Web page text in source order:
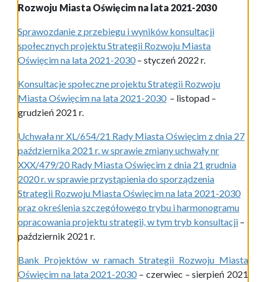
Rozwoju Miasta Oświęcim na lata 2021-2030
Sprawozdanie z przebiegu i wyników konsultacji
społecznych projektu Strategii Rozwoju Miasta
Oświęcim na lata 2021-2030– styczeń 2022 r.
Konsultacje społeczne projektu Strategii Rozwoju
Miasta Oświęcim na lata 2021-2030– listopad –
grudzień 2021 r.
Uchwała nr XL/654/21 Rady Miasta Oświęcim z dnia 27
października 2021 r. w sprawie zmiany uchwały nr
XXX/479/20 Rady Miasta Oświęcim z dnia 21 grudnia
2020 r. w sprawie przystąpienia do sporządzenia
Strategii Rozwoju Miasta Oświęcim na lata 2021-2030
oraz określenia szczegółowego trybu i harmonogramu
opracowania projektu strategii, w tym tryb konsultacji –
październik 2021 r.
Bank Projektów w ramach Strategii Rozwoju Miasta
Oświęcim na lata 2021-2030– czerwiec – sierpień 2021